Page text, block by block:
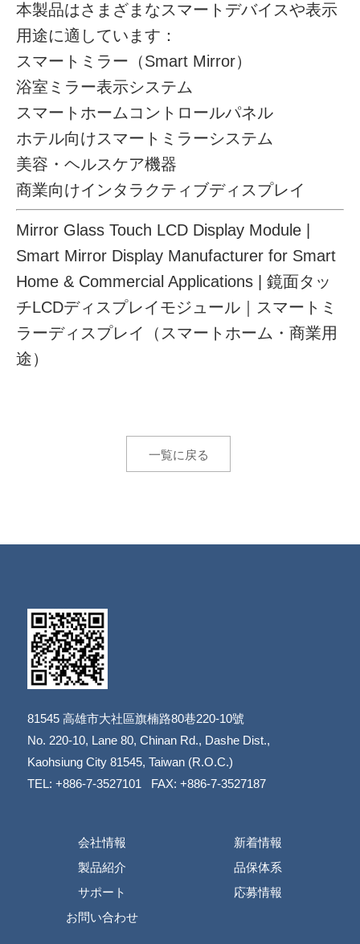
本製品はさまざまなスマートデバイスや表示
用途に適しています：
スマートミラー（Smart Mirror）
浴室ミラー表示システム
スマートホームコントロールパネル
ホテル向けスマートミラーシステム
美容・ヘルスケア機器
商業向けインタラクティブディスプレイ
Mirror Glass Touch LCD Display Module |
Smart Mirror Display Manufacturer for Smart
Home & Commercial Applications | 鏡面タッ
チLCDディスプレイモジュール｜スマートミ
ラーディスプレイ（スマートホーム・商業用
途）
一覧に戻る
81545高雄市大社區旗楠路80巷220-10號
​​​​​​​No. 220-10, Lane 80, Chinan Rd., Dashe Dist.,
​​​​​​​Kaohsiung City 81545, Taiwan (R.O.C.)
TEL: +886-7-3527101 FAX: +886-7-3527187
会社情報
新着情報
製品紹介
品保体系
サポート
応募情報
お問い合わせ